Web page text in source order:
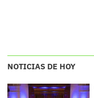
NOTICIAS DE HOY